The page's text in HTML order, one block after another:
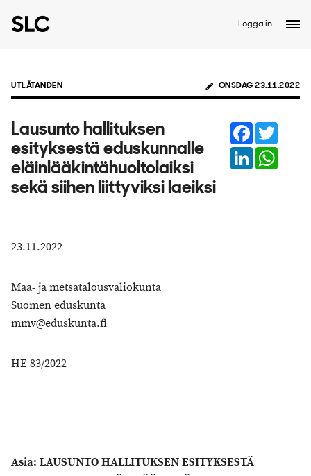
Logga in
UTLÅTANDEN ONSDAG 23.11.2022
Lausunto hallituksen
esityksestä eduskunnalle
eläinlääkintähuoltolaiksi
sekä siihen liittyviksi laeiksi
Facebook
LinkedIn
23.11.2022
Maa- ja metsätalousvaliokunta
Suomen eduskunta
mmv@eduskunta.fi
HE 83/2022
Asia: LAUSUNTO HALLITUKSEN ESITYKSESTÄ